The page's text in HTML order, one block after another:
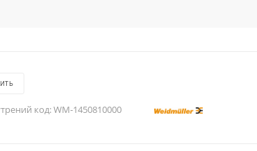
код:WM-1450810000